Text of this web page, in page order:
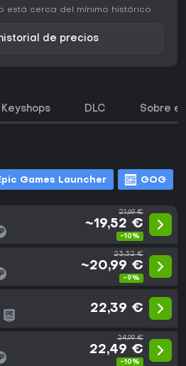
está cerca del mínimo histórico.
de precios
Keyshops DLC Sobre
Games Launcher GOG
21,69 €
~19,52 €
-10%
23,32 €
~20,99 €
-9%
22,39 €
24,99 €
22,49 €
-10%